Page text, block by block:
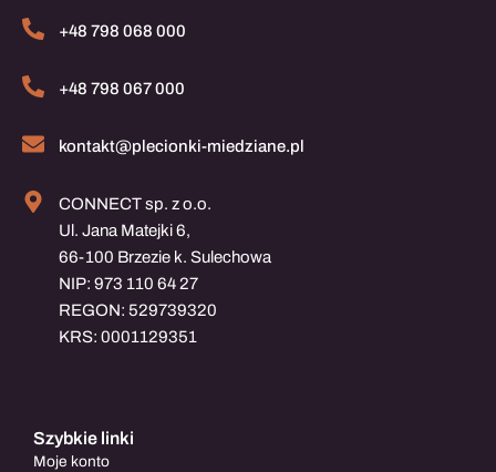
+48 798 068 000
+48 798 067 000
kontakt@plecionki-miedziane.pl
CONNECT sp. z o.o.
Ul. Jana Matejki 6,
66-100 Brzezie k. Sulechowa
NIP: 973 110 64 27
REGON: 529739320
KRS: 0001129351
Szybkie linki
Moje konto